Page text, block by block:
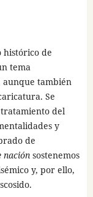
histórico de
tema
también
Se
del
y
de
naciónsostenemos
y, por ello,